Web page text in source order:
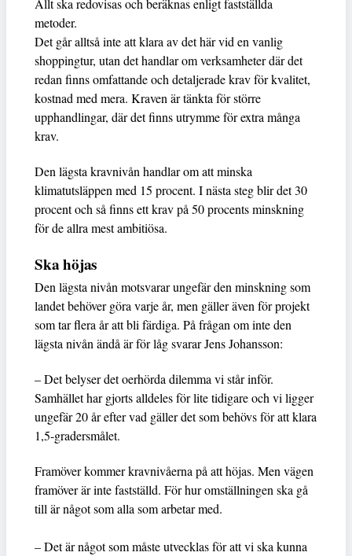
Allt ska redovisas och beräknas enligt fastställda
metoder.
Det går alltså inte att klara av det här vid en vanlig
shoppingtur, utan det handlar om verksamheter där det
redan finns omfattande och detaljerade krav för kvalitet,
kostnad med mera. Kraven är tänkta för större
upphandlingar, där det finns utrymme för extra många
krav.
Den lägsta kravnivån handlar om att minska
klimatutsläppen med 15 procent. I nästa steg blir det 30
procent och så finns ett krav på 50 procents minskning
för de allra mest ambitiösa.
Ska höjas
Den lägsta nivån motsvarar ungefär den minskning som
landet behöver göra varje år, men gäller även för projekt
som tar flera år att bli färdiga. På frågan om inte den
lägsta nivån ändå är för låg svarar Jens Johansson:
– Det belyser det oerhörda dilemma vi står inför.
Samhället har gjorts alldeles för lite tidigare och vi ligger
ungefär 20 år efter vad gäller det som behövs för att klara
1,5-gradersmålet.
Framöver kommer kravnivåerna på att höjas. Men vägen
framöver är inte fastställd. För hur omställningen ska gå
till är något som alla som arbetar med.
– Det är något som måste utvecklas för att vi ska kunna